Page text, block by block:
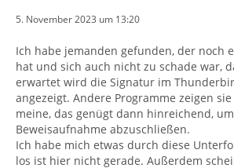
5. November 2023 um 13:20
Ich habe jemanden gefunden, der noch
hat und sich auch nicht zu schade war,
erwartet wird die Signatur im
angezeigt. Andere Programme zeigen
meine, das genügt dann hinreichend,
Beweisaufnahme abzuschließen.
Ich habe mich etwas durch diese
los ist hier nicht gerade. Außerdem